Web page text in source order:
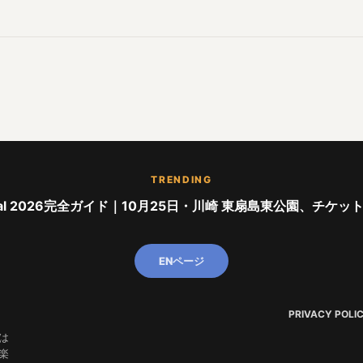
TRENDING
2026完全ガイド｜10月25日・川崎 東扇島東公園、チケッ
ENページ
PRIVACY